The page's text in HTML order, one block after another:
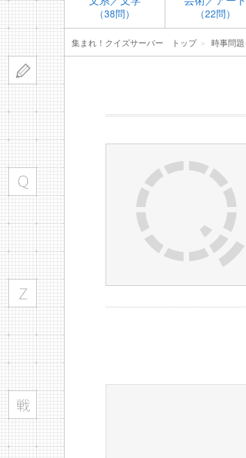
（38問） （22問）
集まれ！クイズサーバー トップ＞ 時事問